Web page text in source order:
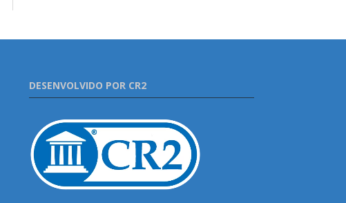
DESENVOLVIDO POR CR2